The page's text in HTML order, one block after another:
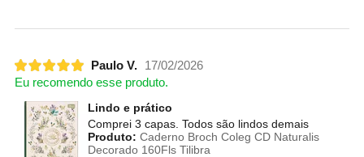
Paulo V.
17/02/2026
Eu recomendo esse produto.
Lindo e prático
Comprei 3 capas. Todos são lindos demais
Produto: Caderno Broch Coleg CD Naturalis
Decorado 160Fls Tilibra